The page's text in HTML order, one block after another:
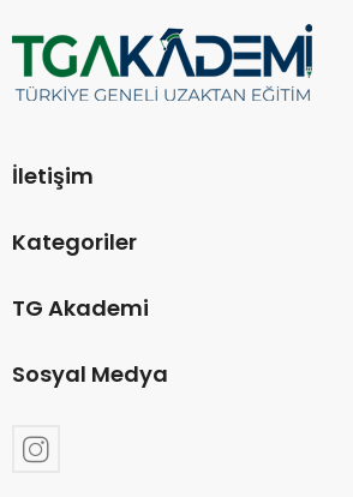
İletişim
Kategoriler
TG Akademi
Sosyal Medya